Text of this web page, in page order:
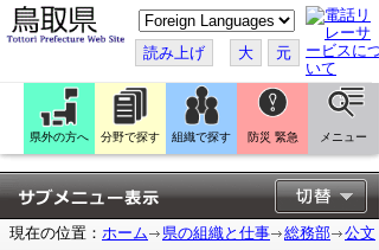
こ
の
ペ
ー
ジ
翻
訳
す
る
読み上げ 大 元
県外の方へ 分野で探す 組織で探す 防災 緊急 メニュー
現在の位置： ホーム 県の組織と仕事 総務部
公文